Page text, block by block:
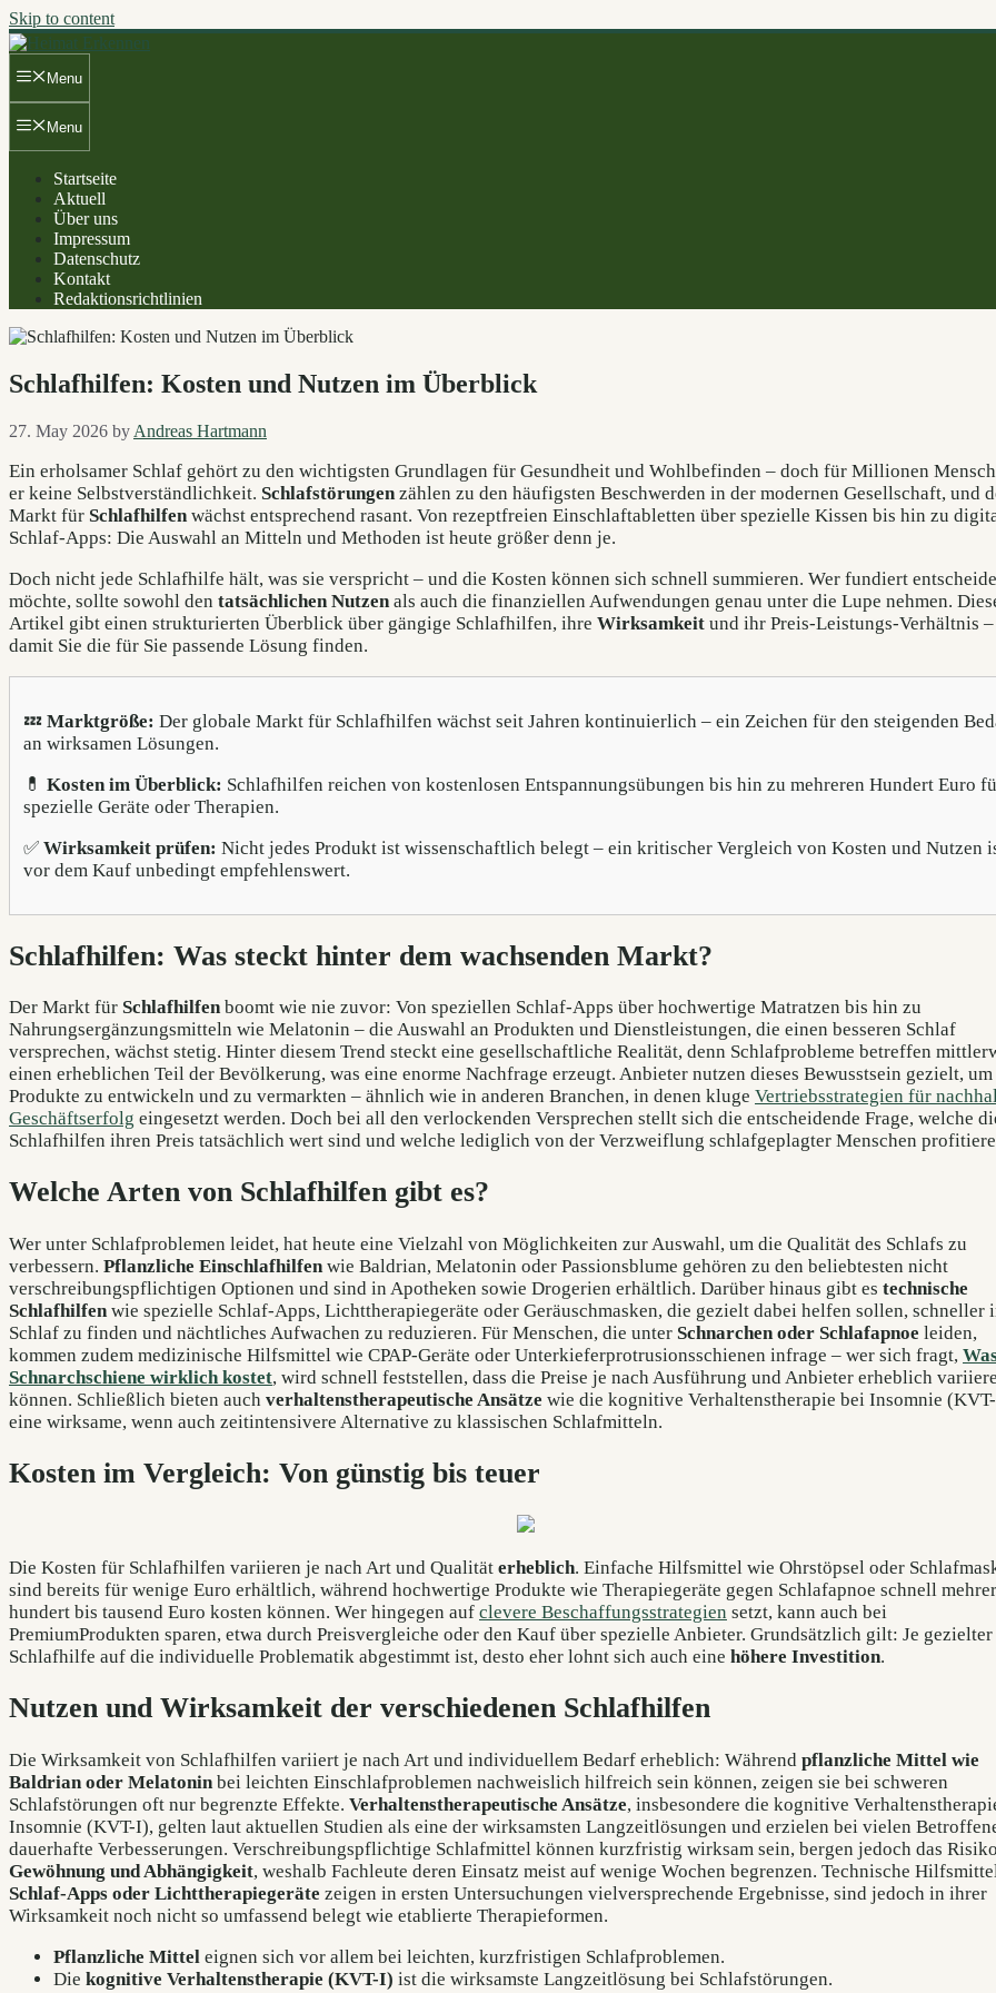
Skip to content
Menu
Menu
Startseite
Aktuell
Über uns
Impressum
Datenschutz
Kontakt
Redaktionsrichtlinien
Schlafhilfen: Kosten und Nutzen im Überblick
27. May 2026 by Andreas Hartmann
Ein erholsamer Schlaf gehört zu den wichtigsten Grundlagen für Gesundheit und Wohlbefinden – doch für Millionen
er keine Selbstverständlichkeit. Schlafstörungenzählen zu den häufigsten Beschwerden in der modernen Gesellschaft, und
Markt für Schlafhilfenwächst entsprechend rasant. Von rezeptfreien Einschlaftabletten über spezielle Kissen bis hin zu
Schlaf-Apps: Die Auswahl an Mitteln und Methoden ist heute größer denn je.
Doch nicht jede Schlafhilfe hält, was sie verspricht – und die Kosten können sich schnell summieren. Wer fundiert
möchte, sollte sowohl den tatsächlichen Nutzenals auch die finanziellen Aufwendungen genau unter die Lupe nehmen.
Artikel gibt einen strukturierten Überblick über gängige Schlafhilfen, ihre Wirksamkeit und ihr Preis-Leistungs-Verhältnis –
damit Sie die für Sie passende Lösung finden.
💤 Marktgröße: Der globale Markt für Schlafhilfen wächst seit Jahren kontinuierlich – ein Zeichen für den steigenden
an wirksamen Lösungen.
💊 Kosten im Überblick: Schlafhilfen reichen von kostenlosen Entspannungsübungen bis hin zu mehreren Hundert Euro
spezielle Geräte oder Therapien.
✅ Wirksamkeit prüfen: Nicht jedes Produkt ist wissenschaftlich belegt – ein kritischer Vergleich von Kosten und Nutzen
vor dem Kauf unbedingt empfehlenswert.
Schlafhilfen: Was steckt hinter dem wachsenden Markt?
Der Markt für Schlafhilfenboomt wie nie zuvor: Von speziellen Schlaf-Apps über hochwertige Matratzen bis hin zu
Nahrungsergänzungsmitteln wie Melatonin – die Auswahl an Produkten und Dienstleistungen, die einen besseren Schlaf
versprechen, wächst stetig. Hinter diesem Trend steckt eine gesellschaftliche Realität, denn Schlafprobleme betreffen
einen erheblichen Teil der Bevölkerung, was eine enorme Nachfrage erzeugt. Anbieter nutzen dieses Bewusstsein gezielt, um
Produkte zu entwickeln und zu vermarkten – ähnlich wie in anderen Branchen, in denen kluge Vertriebsstrategien für
Geschäftserfolg eingesetzt werden. Doch bei all den verlockenden Versprechen stellt sich die entscheidende Frage, welche
Schlafhilfen ihren Preis tatsächlich wert sind und welche lediglich von der Verzweiflung schlafgeplagter Menschen
Welche Arten von Schlafhilfen gibt es?
Wer unter Schlafproblemen leidet, hat heute eine Vielzahl von Möglichkeiten zur Auswahl, um die Qualität des Schlafs zu
verbessern. Pflanzliche Einschlafhilfen wie Baldrian, Melatonin oder Passionsblume gehören zu den beliebtesten nicht
verschreibungspflichtigen Optionen und sind in Apotheken sowie Drogerien erhältlich. Darüber hinaus gibt es technische
Schlafhilfen wie spezielle Schlaf-Apps, Lichttherapiegeräte oder Geräuschmasken, die gezielt dabei helfen sollen, schneller
Schlaf zu finden und nächtliches Aufwachen zu reduzieren. Für Menschen, die unter Schnarchen oder Schlafapnoe leiden,
kommen zudem medizinische Hilfsmittel wie CPAP-Geräte oder Unterkieferprotrusionsschienen infrage – wer sich fragt,
Schnarchschiene wirklich kostet, wird schnell feststellen, dass die Preise je nach Ausführung und Anbieter erheblich
können. Schließlich bieten auch verhaltenstherapeutische Ansätze wie die kognitive Verhaltenstherapie bei Insomnie
eine wirksame, wenn auch zeitintensivere Alternative zu klassischen Schlafmitteln.
Kosten im Vergleich: Von günstig bis teuer
Die Kosten für Schlafhilfen variieren je nach Art und Qualität erheblich. Einfache Hilfsmittel wie Ohrstöpsel oder
sind bereits für wenige Euro erhältlich, während hochwertige Produkte wie Therapiegeräte gegen Schlafapnoe schnell
hundert bis tausend Euro kosten können. Wer hingegen auf clevere Beschaffungsstrategien setzt, kann auch bei
PremiumProdukten sparen, etwa durch Preisvergleiche oder den Kauf über spezielle Anbieter. Grundsätzlich gilt: Je
Schlafhilfe auf die individuelle Problematik abgestimmt ist, desto eher lohnt sich auch eine höhere Investition.
Nutzen und Wirksamkeit der verschiedenen Schlafhilfen
Die Wirksamkeit von Schlafhilfen variiert je nach Art und individuellem Bedarf erheblich: Während pflanzliche Mittel wie
Baldrian oder Melatonin bei leichten Einschlafproblemen nachweislich hilfreich sein können, zeigen sie bei schweren
Schlafstörungen oft nur begrenzte Effekte. Verhaltenstherapeutische Ansätze, insbesondere die kognitive
Insomnie (KVT-I), gelten laut aktuellen Studien als eine der wirksamsten Langzeitlösungen und erzielen bei vielen
dauerhafte Verbesserungen. Verschreibungspflichtige Schlafmittel können kurzfristig wirksam sein, bergen jedoch das
Gewöhnung und Abhängigkeit, weshalb Fachleute deren Einsatz meist auf wenige Wochen begrenzen. Technische
Schlaf-Apps oder Lichttherapiegeräte zeigen in ersten Untersuchungen vielversprechende Ergebnisse, sind jedoch in ihrer
Wirksamkeit noch nicht so umfassend belegt wie etablierte Therapieformen.
Pflanzliche Mittel eignen sich vor allem bei leichten, kurzfristigen Schlafproblemen.
Die kognitive Verhaltenstherapie (KVT-I) ist die wirksamste Langzeitlösung bei Schlafstörungen.